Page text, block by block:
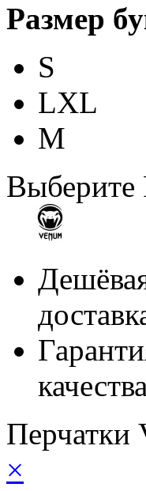
Размер
S
LXL
M
Выберите
качества
Перчатки
×